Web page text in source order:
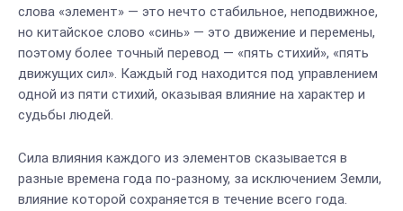
слова «элемент» — это нечто стабильное, неподвижное,
но китайское слово «синь» — это движение и перемены,
поэтому более точный перевод — «пять стихий», «пять
движущих сил». Каждый год находится под управлением
одной из пяти стихий, оказывая влияние на характер и
судьбы людей.
Сила влияния каждого из элементов сказывается в
разные времена года по-разному, за исключением Земли,
влияние которой сохраняется в течение всего года.